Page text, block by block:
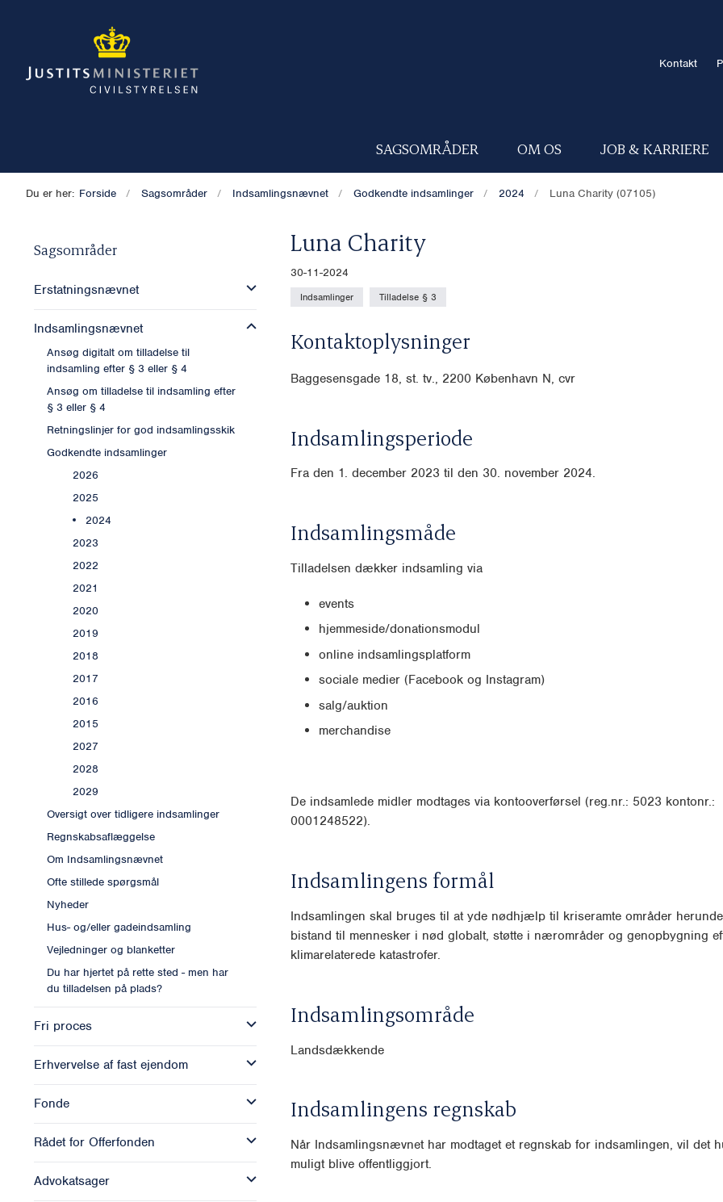
Kontakt
SAGSOMRÅDER OM OS JOB & KARRIERE
Du er her: Forside Sagsområder Indsamlingsnævnet Godkendte indsamlinger 2024 Luna Charity (07105)
Sagsområder
Erstatningsnævnet
Indsamlingsnævnet
Ansøg digitalt om tilladelse til
indsamling efter § 3 eller § 4
Ansøg om tilladelse til indsamling efter
§ 3 eller § 4
Retningslinjer for god indsamlingsskik
Godkendte indsamlinger
2026
2025
2024
2023
2022
2021
2020
2019
2018
2017
2016
2015
2027
2028
2029
Oversigt over tidligere indsamlinger
Regnskabsaflæggelse
Om Indsamlingsnævnet
Ofte stillede spørgsmål
Nyheder
Hus- og/eller gadeindsamling
Vejledninger og blanketter
Du har hjertet på rette sted - men har
du tilladelsen på plads?
Fri proces
Erhvervelse af fast ejendom
Fonde
Rådet for Offerfonden
Advokatsager
Luna Charity
30-11-2024
Indsamlinger Tilladelse § 3
Kontaktoplysninger
Baggesensgade 18, st. tv., 2200 København N, cvr
Indsamlingsperiode
Fra den 1. december 2023 til den 30. november 2024.
Indsamlingsmåde
Tilladelsen dækker indsamling via
events
hjemmeside/donationsmodul
online indsamlingsplatform
sociale medier (Facebook og Instagram)
salg/auktion
merchandise
De indsamlede midler modtages via kontooverførsel (reg.nr.: 5023 kontonr.:
0001248522).
Indsamlingens formål
Indsamlingen skal bruges til at yde nødhjælp til kriseramte områder
bistand til mennesker i nød globalt, støtte i nærområder og genopbygning
klimarelaterede katastrofer.
Indsamlingsområde
Landsdækkende
Indsamlingens regnskab
Når Indsamlingsnævnet har modtaget et regnskab for indsamlingen, vil det
muligt blive offentliggjort.